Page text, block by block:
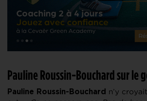
Pauline Roussin-Bouchard sur le
Pauline Roussin-Bouchard n’y